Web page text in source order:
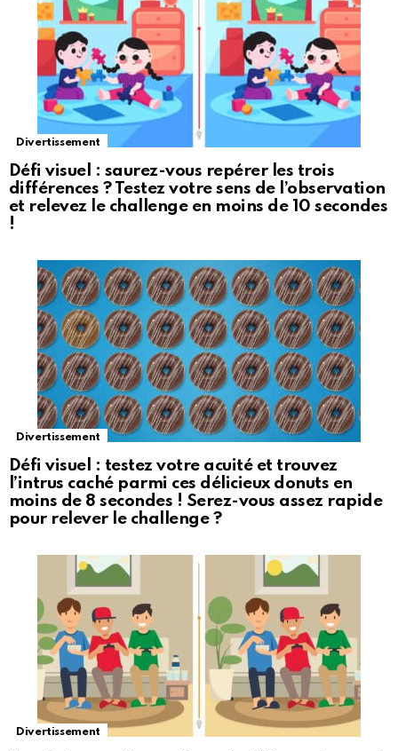
Divertissement
Défi visuel : saurez-vous repérer les trois
différences ? Testez votre sens de l’observation
et relevez le challenge en moins de 10 secondes
!
Divertissement
Défi visuel : testez votre acuité et trouvez
l’intrus caché parmi ces délicieux donuts en
moins de 8 secondes ! Serez-vous assez rapide
pour relever le challenge ?
Divertissement